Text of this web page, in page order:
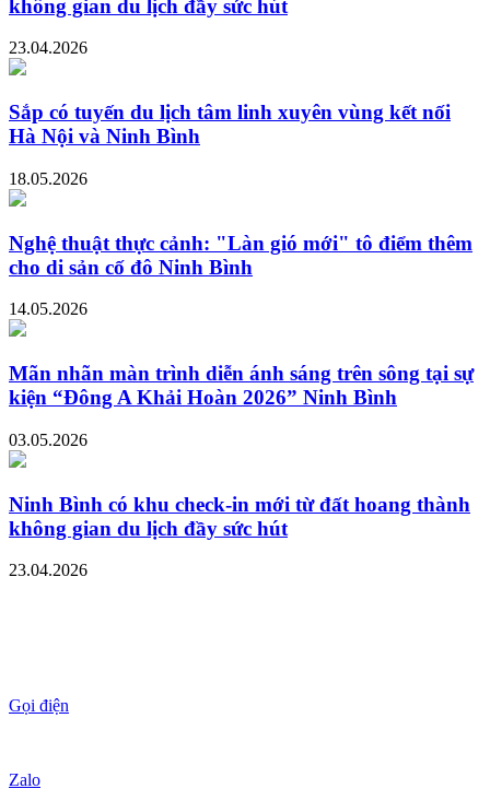
không gian du lịch đầy sức hút
23.04.2026
Sắp có tuyến du lịch tâm linh xuyên vùng kết nối
Hà Nội và Ninh Bình
18.05.2026
Nghệ thuật thực cảnh: "Làn gió mới" tô điểm thêm
cho di sản cố đô Ninh Bình
14.05.2026
Mãn nhãn màn trình diễn ánh sáng trên sông tại sự
kiện “Đông A Khải Hoàn 2026” Ninh Bình
03.05.2026
Ninh Bình có khu check-in mới từ đất hoang thành
không gian du lịch đầy sức hút
23.04.2026
Gọi điện
Zalo